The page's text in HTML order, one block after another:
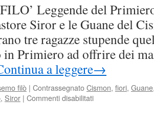
Leggende del
Siror e le Guane del
tre ragazze stupende
in Primiero ad offrire dei
a leggere→
filò | ContrassegnatoCismon, fiori, Guane
, Siror | Commenti disabilitati